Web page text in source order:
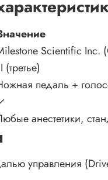
Scientific
(третье)
педаль +
анестетики,
управления